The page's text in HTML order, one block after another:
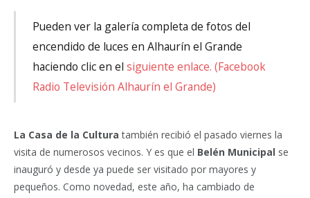
Pueden ver la galería completa de fotos del
encendido de luces en Alhaurín el Grande
haciendo clic en el siguiente enlace. (Facebook
Radio Televisión Alhaurín el Grande)
La Casa de la Cultura también recibió el pasado viernes la
visita de numerosos vecinos. Y es que el Belén Municipal se
inauguró y desde ya puede ser visitado por mayores y
pequeños. Como novedad, este año, ha cambiado de